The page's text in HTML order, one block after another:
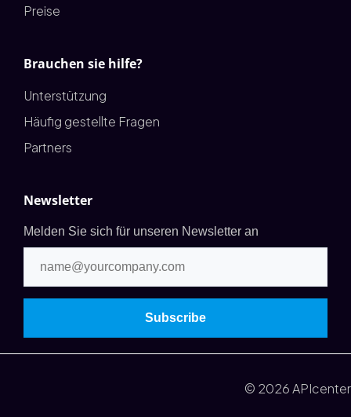
Preise
Brauchen sie hilfe?
Unterstützung
Häufig gestellte Fragen
Partners
Newsletter
Melden Sie sich für unseren Newsletter an
© 2026 APIcenter